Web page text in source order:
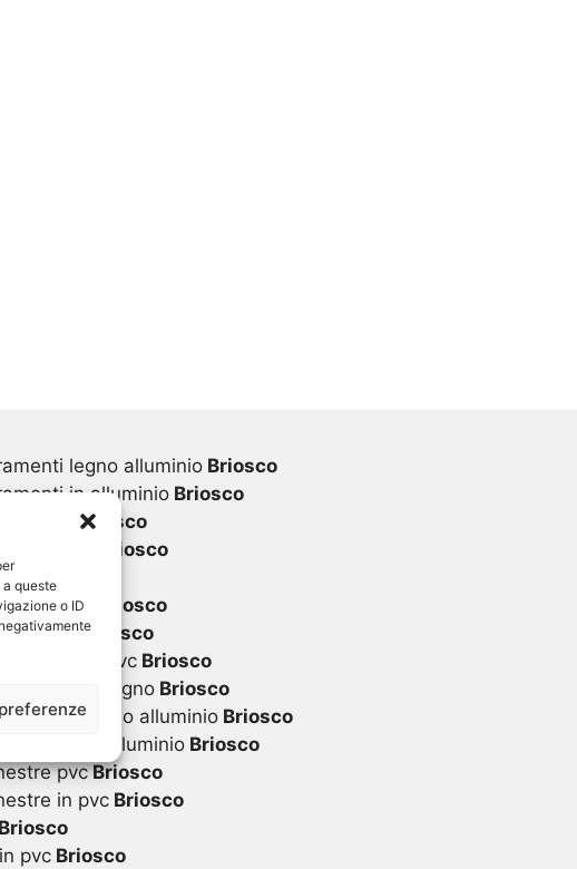
queste
o ID
legno alluminio Briosco
in alluminio Briosco
pvc
Briosco
Briosco
Briosco
in pvc
Briosco
Briosco
in pvc Briosco
in legno Briosco
legno alluminio Briosco
in alluminio Briosco
pvcBriosco
in pvc Briosco
Briosco
pvc Briosco